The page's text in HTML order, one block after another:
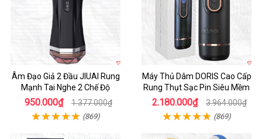
Âm Đạo Giả 2 Đầu JIUAI Rung
Mạnh Tai Nghe 2 Chế Độ
950.000₫ 1.377.000₫
(869)
Máy Thủ Dâm DORIS Cao Cấp
Rung Thụt Sạc Pin Siêu Mềm
2.180.000₫ 3.964.000₫
(869)